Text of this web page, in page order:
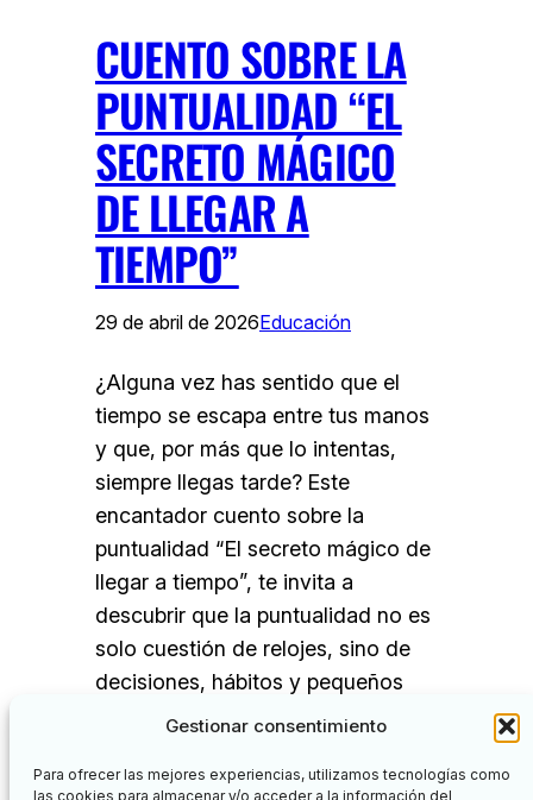
Gestionar consentimiento
Para ofrecer las mejores experiencias, utilizamos tecnologías como
las cookies para almacenar y/o acceder a la información del
CUENTO SOBRE LA
PUNTUALIDAD “EL
SECRETO MÁGICO
DE LLEGAR A
TIEMPO”
29 de abril de 2026Educación
¿Alguna vez has sentido que el
tiempo se escapa entre tus manos
y que, por más que lo intentas,
siempre llegas tarde? Este
encantador cuento sobre la
puntualidad “El secreto mágico de
llegar a tiempo”, te invita a
descubrir que la puntualidad no es
solo cuestión de relojes, sino de
decisiones, hábitos y pequeños
cambios…